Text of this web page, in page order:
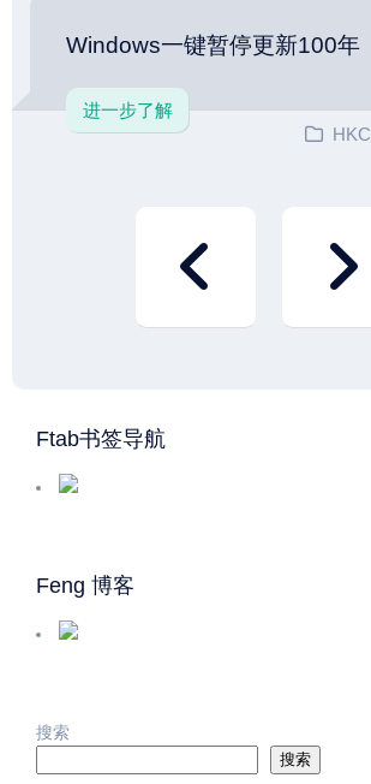
Windows一键暂停更新100年
进一步了解
HKC
Ftab书签导航
Feng 博客
搜索
搜索